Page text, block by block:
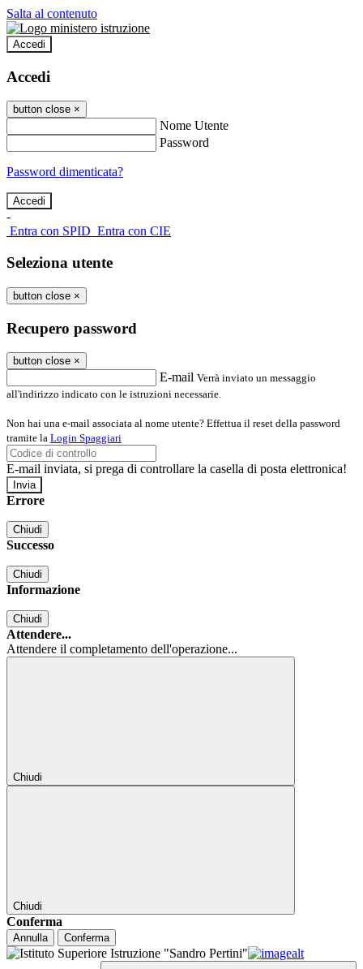
Salta al contenuto
Accedi
Accedi
button close ×
Nome Utente
Password
Password dimenticata?
-
Entra con SPID Entra con CIE
Seleziona utente
button close ×
Recupero password
button close ×
E-mail Verrà inviato un messaggio
all'indirizzo indicato con le istruzioni necessarie.
Non hai una e-mail associata al nome utente? Effettua il reset della password
tramite la Login Spaggiari
E-mail inviata, si prega di controllare la casella di posta elettronica!
Errore
Chiudi
Successo
Chiudi
Informazione
Chiudi
Attendere...
Attendere il completamento dell'operazione...
Chiudi
Chiudi
Conferma
Annulla Conferma